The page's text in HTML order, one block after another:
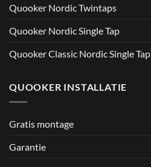
Quooker Nordic Twintaps
Quooker Nordic Single Tap
Quooker Classic Nordic Single Tap
QUOOKER INSTALLATIE
Gratis montage
Garantie